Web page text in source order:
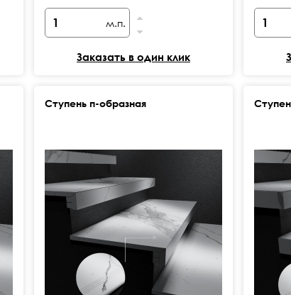
м.п.
Заказать в один клик
Ступень п-образная